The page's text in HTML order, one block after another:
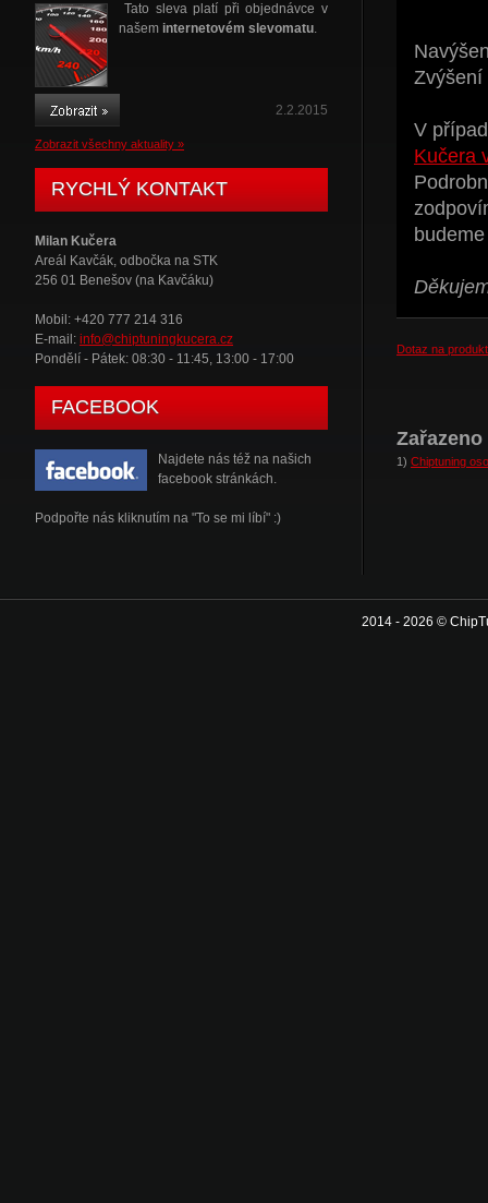
Tato sleva platí při objednávce v
našem internetovém slevomatu.
2.2.2015
Zobrazit všechny aktuality »
RYCHLÝ KONTAKT
Milan Kučera
Areál Kavčák, odbočka na STK
256 01 Benešov (na Kavčáku)
Mobil: +420 777 214 316
E-mail: info@chiptuningkucera.cz
Pondělí - Pátek: 08:30 - 11:45, 13:00 - 17:00
FACEBOOK
Najdete nás též na našich
facebook stránkách.
Podpořte nás kliknutím na "To se mi líbí" :)
Zvýšení
V
Kučera
Dotaz na produkt
1) Chiptuning
2014 - 2026 ©